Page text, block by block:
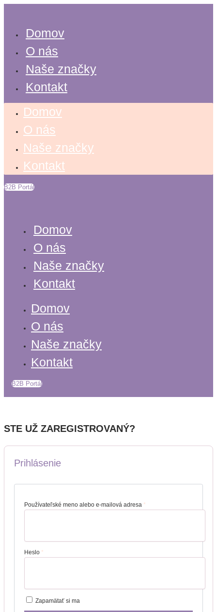
Preskočiť
Domov
O nás
Naše značky
Kontakt
Domov
O nás
Naše značky
Kontakt
B2B Portál
Domov
O nás
Naše značky
Kontakt
Domov
O nás
Naše značky
Kontakt
B2B Portál
STE UŽ ZAREGISTROVANÝ?
Prihlásenie
Používateľské meno alebo e-mailová adresa *
Heslo *
Zapamätať si ma
Search